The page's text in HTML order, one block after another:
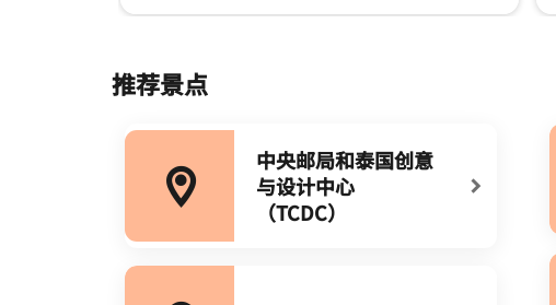
推荐景点
中央邮局和泰国创意
与设计中心
（TCDC）
打开新窗口